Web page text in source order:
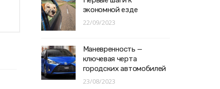
экономной езде
22/09/2023
Маневренность —
ключевая черта
городских автомобилей
23/08/2023